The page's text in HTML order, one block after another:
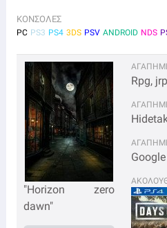
ΚΟΝΣΟΛΕΣ
PC PS3 PS4 3DS PSV ANDROID NDS
"Horizon zero
dawn"
Rpg,
Google